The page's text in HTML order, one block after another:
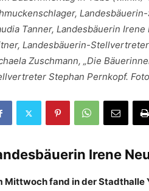
Tanner, Landesbäuerin
Landesbäuerin-
Zuschmann, „Die
Stephan Pernkopf.
Irene
Mittwoch fand in der Stadthalle